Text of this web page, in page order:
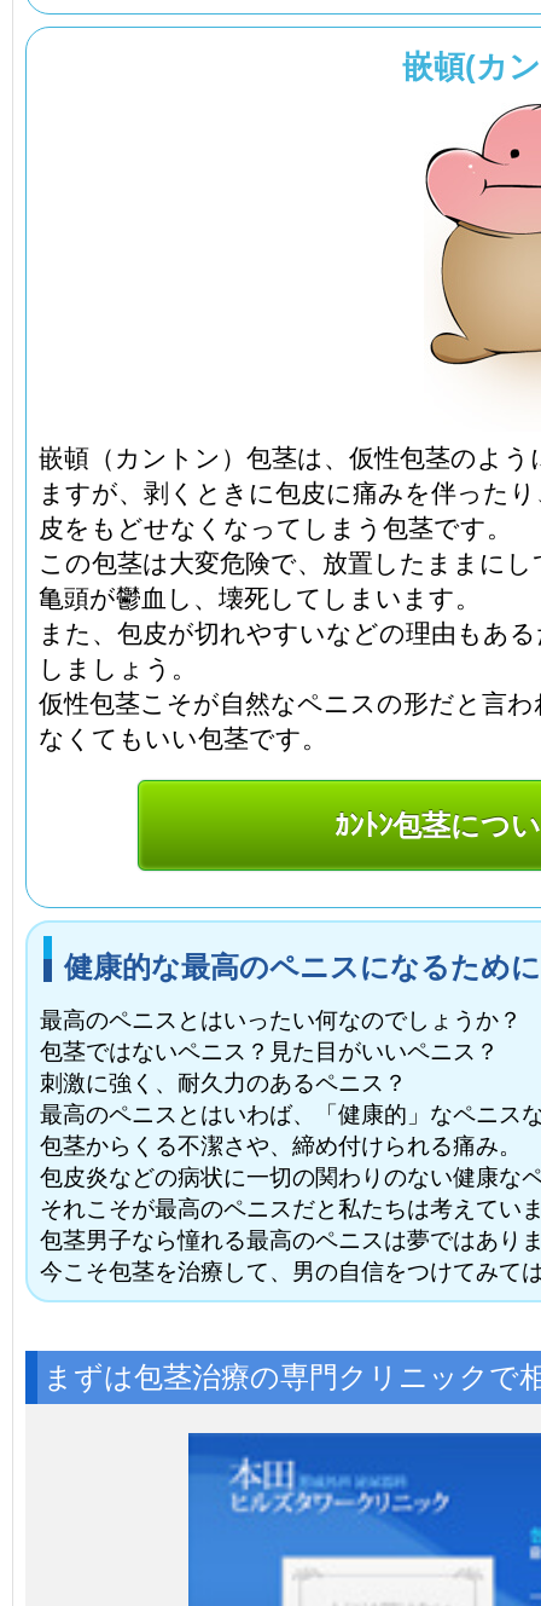
嵌頓(カ
嵌頓（カントン）包茎は、仮性包茎のよ
ますが、剥くときに包皮に痛みを伴った
皮をもどせなくなってしまう包茎です。
この包茎は大変危険で、放置したままに
亀頭が鬱血し、壊死してしまいます。
また、包皮が切れやすいなどの理由もあ
しましょう。
仮性包茎こそが自然なペニスの形だと言
なくてもいい包茎です。
ｶﾝﾄﾝ包茎につ
健康的な最高のペニスになるために
最高のペニスとはいったい何なのでしょうか？
包茎ではないペニス？見た目がいいペニス？
刺激に強く、耐久力のあるペニス？
最高のペニスとはいわば、「健康的」なペニス
包茎からくる不潔さや、締め付けられる痛み。
包皮炎などの病状に一切の関わりのない健康な
それこそが最高のペニスだと私たちは考えてい
包茎男子なら憧れる最高のペニスは夢ではあり
今こそ包茎を治療して、男の自信をつけてみて
まずは包茎治療の専門クリニックで